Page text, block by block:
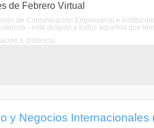
de Febrero Virtual
de Comunicación Empresarial e
- está dirigido a todos aquellos que
a distancia
y Negocios Internacionales